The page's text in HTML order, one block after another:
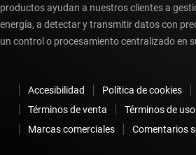
productos ayudan a nuestros clientes a
energía, a detectar y transmitir datos con
un control o procesamiento centralizado en
Accesibilidad Política de cookies
Términos de venta
Términos de uso
Marcas comerciales
Comentarios